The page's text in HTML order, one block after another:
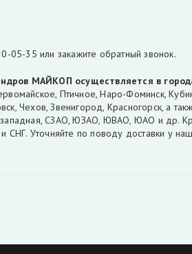
05-35 или закажите обратный звонок.
МАЙКОП осуществляется в
Птичное, Наро-Фоминск,
Чехов, Звенигород, Красногорск, а
западная, СЗАО, ЮЗАО, ЮВАО, ЮАО и др.
СНГ. Уточняйте по поводу доставки у